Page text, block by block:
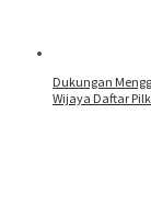
Dukungan
Wijaya Daftar